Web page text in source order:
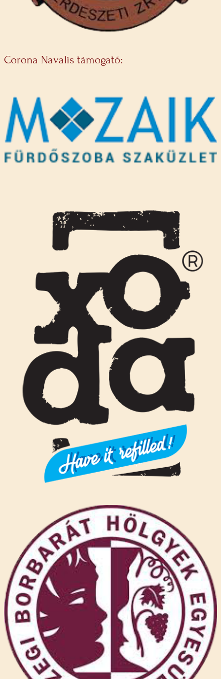
Corona Navalis támogató: